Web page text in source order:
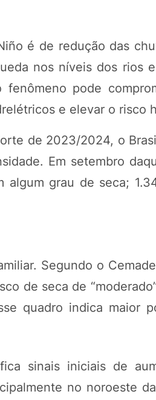
é de redução das
nos níveis dos rios
pode
e elevar o risco
de 2023/2024, o
Em setembro
algum grau de seca;
Segundo o
de seca de
quadro indica maior
sinais iniciais de
no noroeste